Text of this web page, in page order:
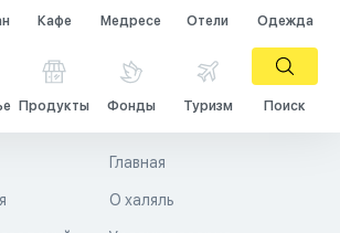
Кафе Медресе Отели Одежда
Продукты Фонды Туризм Поиск
Главная
О халяль